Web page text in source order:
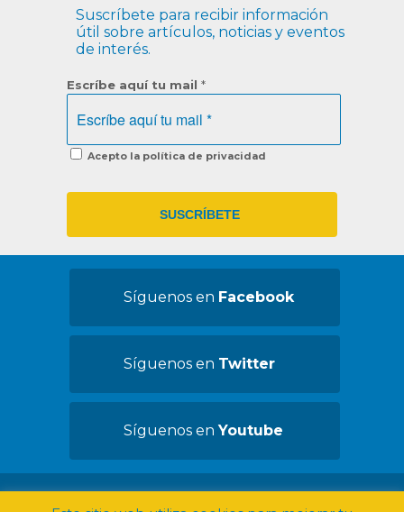
Suscríbete para recibir información
útil sobre artículos, noticias y eventos
de interés.
Escríbe aquí tu mail *
Acepto la política de privacidad
Síguenos en Facebook
Síguenos en Twitter
Síguenos enYoutube